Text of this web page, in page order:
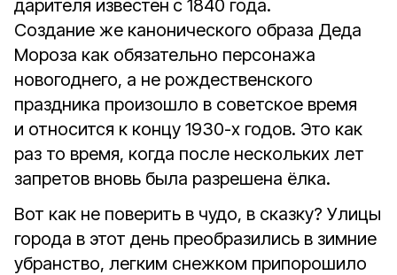
дарителя известен с 1840 года.
Создание же канонического образа Деда
Мороза как обязательно персонажа
новогоднего, а не рождественского
праздника произошло в советское время
и относится к концу 1930-х годов. Это как
раз то время, когда после нескольких лет
запретов вновь была разрешена ёлка.
Вот как не поверить в чудо, в сказку? Улицы
города в этот день преобразились в зимние
убранство, легким снежком припорошило